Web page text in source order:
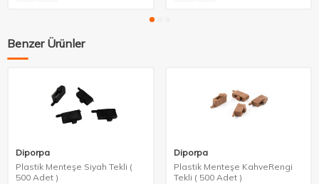
Benzer Ürünler
Diporpa
Plastik Menteşe Siyah Tekli (
500 Adet )
Diporpa
Plastik Menteşe KahveRengi
Tekli ( 500 Adet )